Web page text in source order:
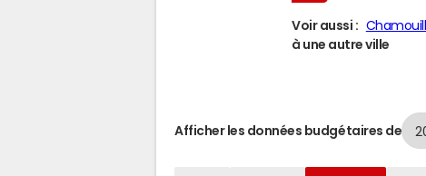
Voir aussi :
à une autre ville
Afficher les données budgétaires de